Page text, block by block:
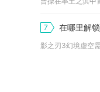
7 在哪里解